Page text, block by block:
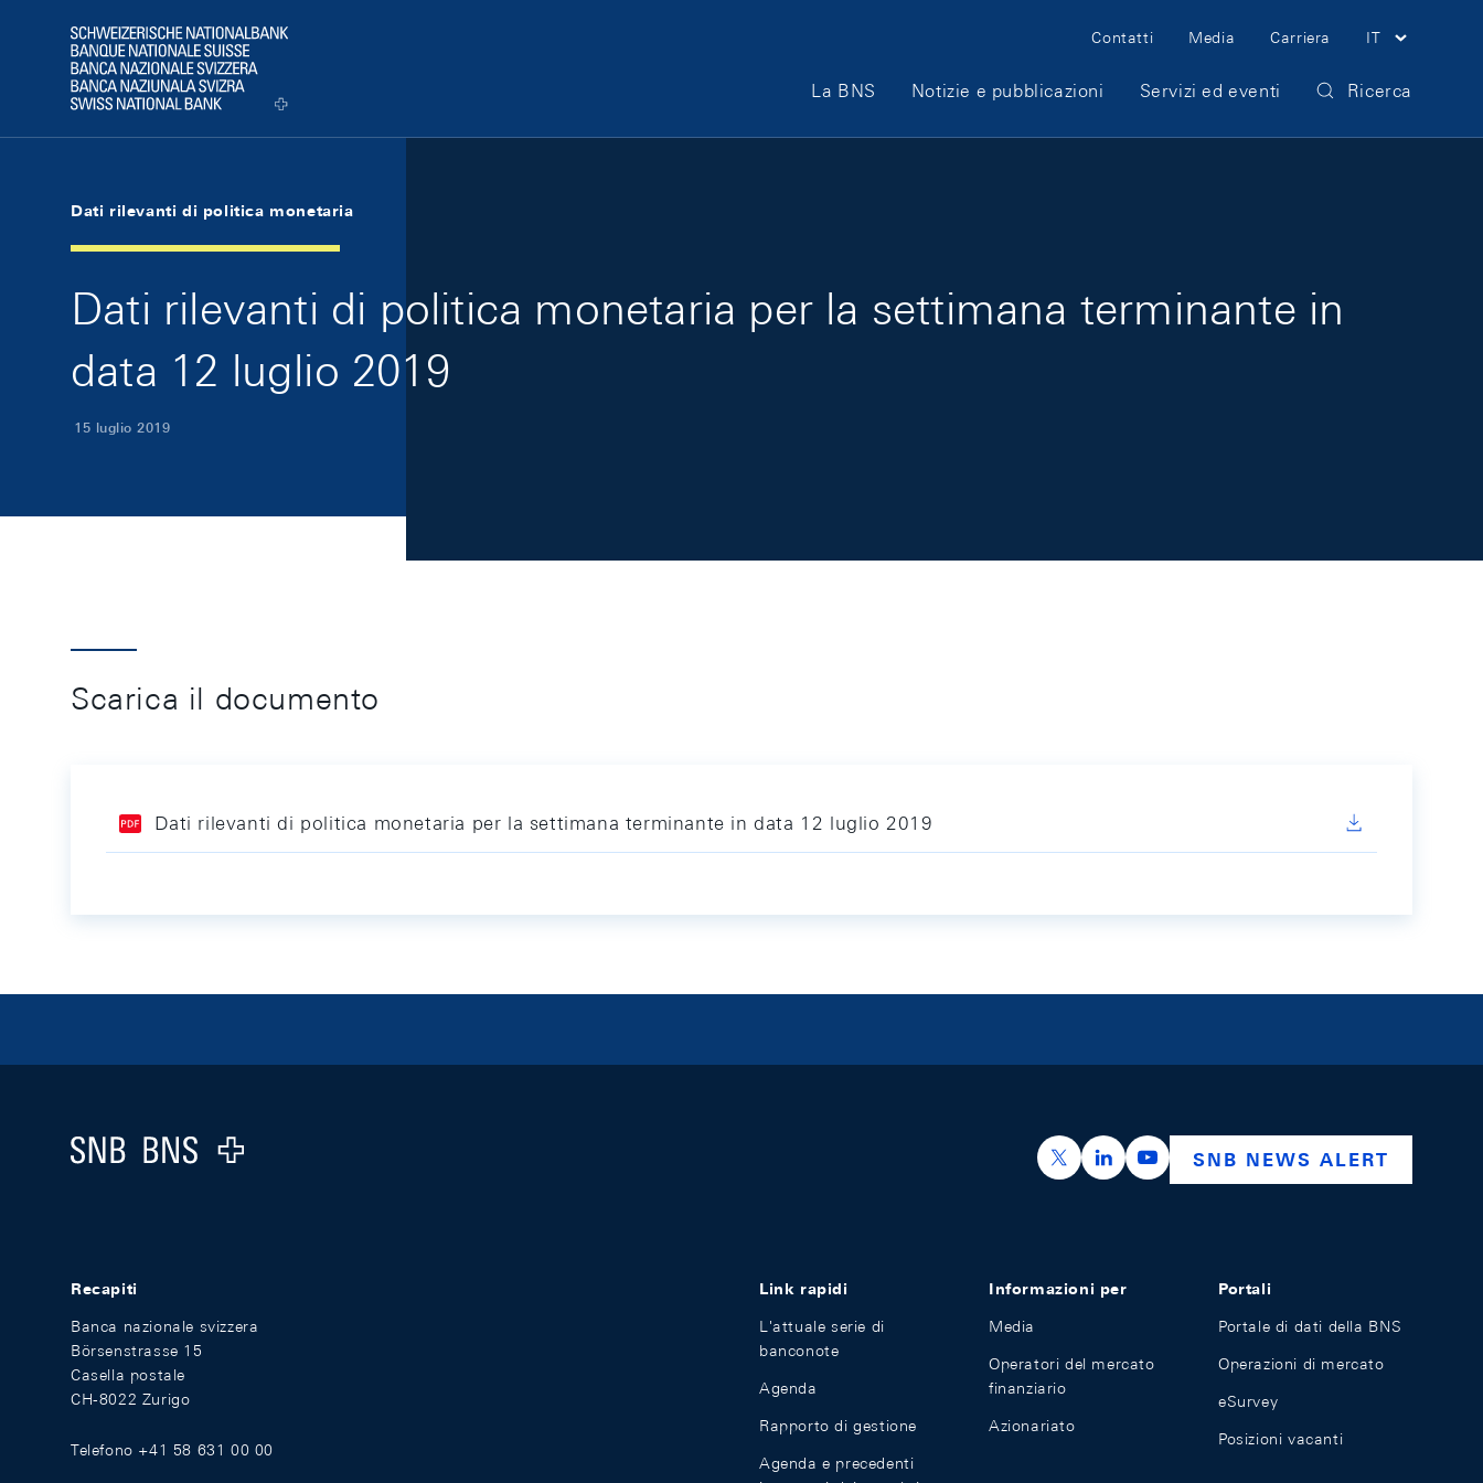
Logo
Meta Navigation
Contatti Media Carriera IT
Main Navigation
La BNS Notizie e pubblicazioni Servizi ed eventi Ricerca
Dati rilevanti di politica monetaria
Dati rilevanti di politica monetaria per la settimana terminante in
data 12 luglio 2019
15 luglio 2019
Scarica il documento
Dati rilevanti di politica monetaria per la settimana terminante in data 12 luglio 2019
Logo
https://x.com/snb_bns
https://ch.linkedin.com/company/swiss-
https://www.youtube.com/
SNB NEWS ALERT
Recapiti
Banca nazionale svizzera
Börsenstrasse 15
Casella postale
CH-8022 Zurigo
Telefono +41 58 631 00 00
Link rapidi
L'attuale serie di
banconote
Agenda
Rapporto di gestione
Agenda e precedenti
Informazioni per
Media
Operatori del mercato
finanziario
Azionariato
Portali
Portale di dati della BNS
Operazioni di mercato
eSurvey
Posizioni vacanti